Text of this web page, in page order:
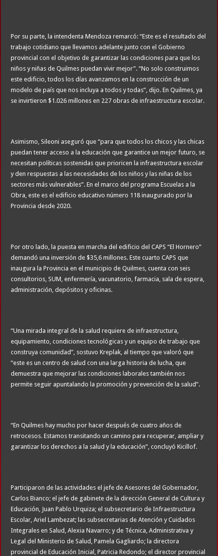
Por su parte, la intendenta Mendoza remarcó: “Este es el resultado del
trabajo cotidiano que llevamos adelante junto con el Gobierno
provincial con el objetivo de garantizar las condiciones para que los
niños y niñas de Quilmes puedan vivir mejor”. “No solo construimos
este edificio, todos los días avanzamos en la construcción de un
modelo de país que nos incluya a todos y todas”, dijo. En Quilmes, ya
se invirtieron $1.026 millones en 227 obras de infraestructura escolar.
Asimismo, Sileoni aseguró que “para que todos los chicos y las chicas
puedan tener acceso a la educación que garantice un mejor futuro, se
necesitan políticas sostenidas que prioricen la infraestructura escolar
y den respuestas a las necesidades de los niños y las niñas de los
sectores más vulnerables”. En el marco del programa Escuelas a la
Obra, este es el edificio educativo número 118 inaugurado por la
Provincia desde 2020.
Por otro lado, la puesta en marcha del edificio del CAPS “El Hornero”
demandó una inversión de $35,6 millones. Este cuarto CAPS que
inaugura la Provincia en el municipio de Quilmes, cuenta con seis
consultorios, SUM, enfermería, vacunatorio, farmacia, sala de espera,
administración, depósitos y oficinas.
“Una mirada integral de la salud requiere de infraestructura,
equipamiento, condiciones tecnológicas y un equipo de trabajo que
construya comunidad”, sostuvo Kreplak, al tiempo que valoró que
“este es un centro de salud con una larga historia de lucha, que
demuestra que mejorar las condiciones laborales también nos
permite seguir apuntalando la promoción y prevención de la salud”.
“En Quilmes hay mucho por hacer después de cuatro años de
retrocesos. Estamos transitando un camino para recuperar, ampliar y
garantizar los derechos a la salud y la educación”, concluyó Kicillof.
Participaron de las actividades el jefe de Asesores del Gobernador,
Carlos Bianco; el jefe de gabinete de la dirección General de Cultura y
Educación, Juan Pablo Urquiza; el subsecretario de Infraestructura
Escolar, Ariel Lambezat; las subsecretarias de Atención y Cuidados
Integrales en Salud, Alexia Navarro; y de Técnica, Administrativa y
Legal del Ministerio de Salud, Pamela Gagliardo; la directora
provincial de Educación Inicial, Patricia Redondo; el director provincial